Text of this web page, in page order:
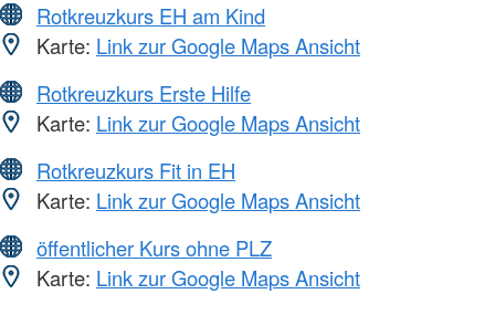
Rotkreuzkurs EH am Kind
Karte: Link zur Google Maps Ansicht
Rotkreuzkurs Erste Hilfe
Karte: Link zur Google Maps Ansicht
Rotkreuzkurs Fit in EH
Karte: Link zur Google Maps Ansicht
öffentlicher Kurs ohne PLZ
Karte: Link zur Google Maps Ansicht